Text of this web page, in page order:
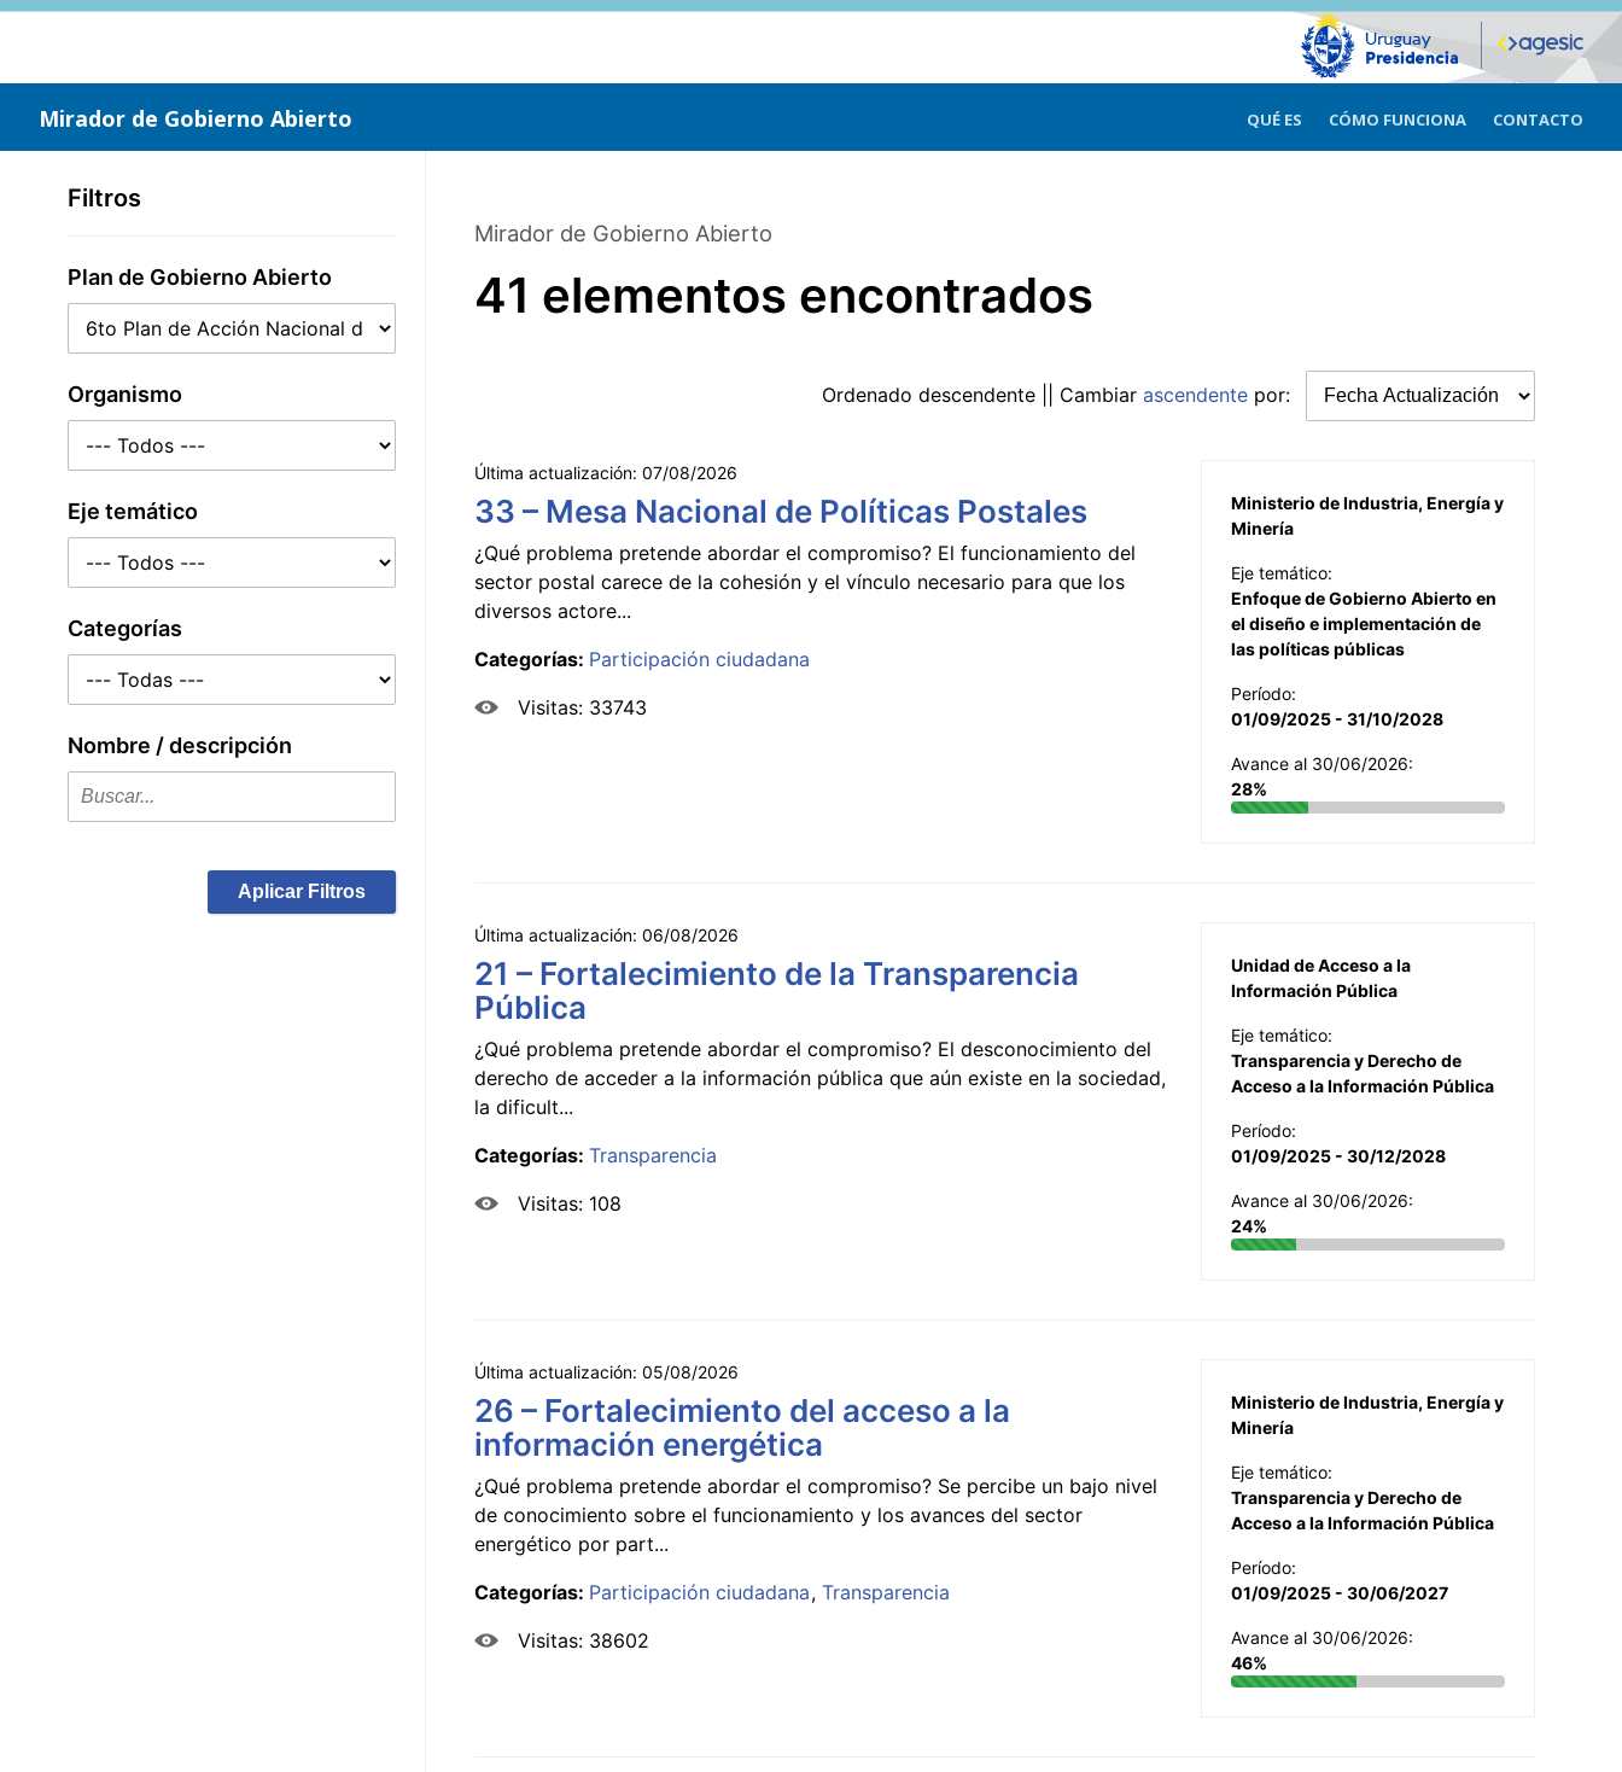
Saltar
Mirador de Gobierno Abierto QUÉ ES CÓMO FUNCIONA CONTACTO
Filtros
Plan de Gobierno Abierto
Organismo
Eje temático
Categorías
Nombre / descripción
Aplicar Filtros
Mirador de Gobierno Abierto
41 elementos encontrados
Ordenado descendente || Cambiar ascendente por:
Última actualización: 07/08/2026
33 – Mesa Nacional de Políticas Postales
¿Qué problema pretende abordar el compromiso? El funcionamiento del
sector postal carece de la cohesión y el vínculo necesario para que los
diversos actore...
Categorías: Participación ciudadana
Visitas: 33743
Ministerio de Industria, Energía y
Minería
Eje temático:
Enfoque de Gobierno Abierto en
el diseño e implementación de
las políticas públicas
Período:
01/09/2025 - 31/10/2028
Avance al 30/06/2026:
28%
Última actualización: 06/08/2026
21 – Fortalecimiento de la Transparencia
Pública
¿Qué problema pretende abordar el compromiso? El desconocimiento del
derecho de acceder a la información pública que aún existe en la sociedad,
la dificult...
Categorías: Transparencia
Visitas: 108
Unidad de Acceso a la
Información Pública
Eje temático:
Transparencia y Derecho de
Acceso a la Información Pública
Período:
01/09/2025 - 30/12/2028
Avance al 30/06/2026:
24%
Última actualización: 05/08/2026
26 – Fortalecimiento del acceso a la
información energética
¿Qué problema pretende abordar el compromiso? Se percibe un bajo nivel
de conocimiento sobre el funcionamiento y los avances del sector
energético por part...
Categorías: Participación ciudadana Transparencia
Visitas: 38602
Ministerio de Industria, Energía y
Minería
Eje temático:
Transparencia y Derecho de
Acceso a la Información Pública
Período:
01/09/2025 - 30/06/2027
Avance al 30/06/2026:
46%